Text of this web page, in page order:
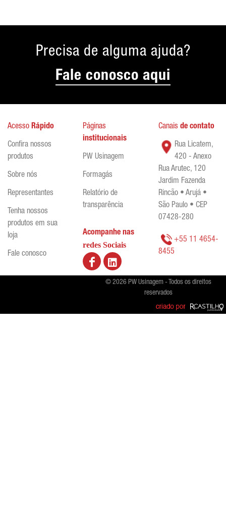
Precisa de alguma ajuda?
Fale conosco aqui
Acesso Rápido
Confira nossos
produtos
Sobre nós
Representantes
Tenha nossos
produtos em sua
loja
Fale conosco
Páginas
institucionais
PW Usinagem
Formagás
Relatório de
transparência
Acompanhe nas
redes Sociais
Canais de contato
Rua Licatem,
420 - Anexo
Rua Arutec, 120
Jardim Fazenda
Rincão • Arujá •
São Paulo • CEP
07428-280
+55 11 4654-
8455
© 2026 PW Usinagem - Todos os direitos
reservados